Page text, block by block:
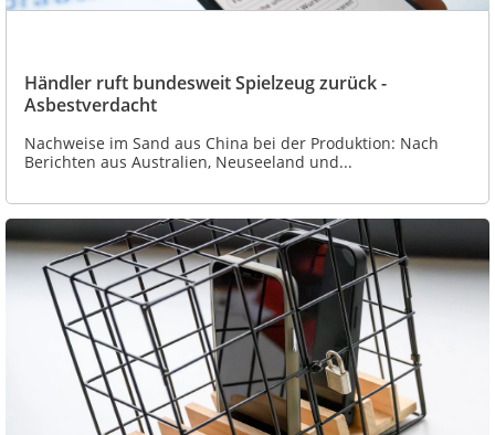
Händler ruft bundesweit Spielzeug zurück -
Asbestverdacht
Nachweise im Sand aus China bei der Produktion: Nach
Berichten aus Australien, Neuseeland und...